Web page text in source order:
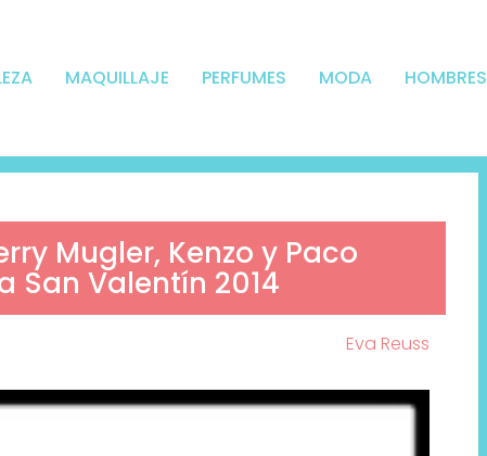
MAQUILLAJE PERFUMES MODA HOMBRES
Mugler, Kenzo y Paco
San Valentín 2014
Eva Reuss